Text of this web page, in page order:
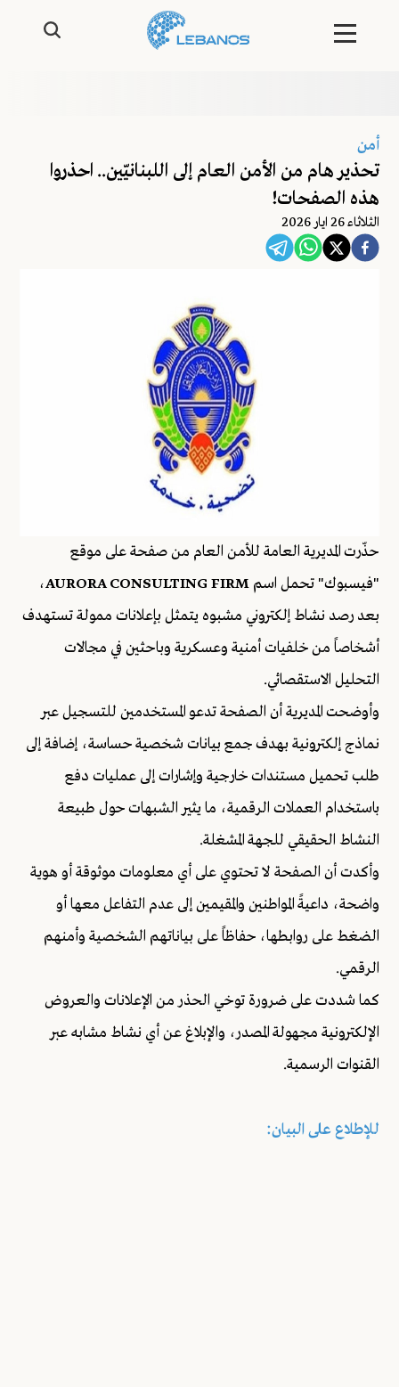
أمن
تحذير هام من الأمن العام إلى اللبنانيّين.. احذروا
هذه الصفحات!
الثلاثاء 26 ايار 2026
حذّرت المديرية العامة للأمن العام من صفحة على موقع
"فيسبوك" تحمل اسمAURORA CONSULTING FIRM،
بعد رصد نشاط إلكتروني مشبوه يتمثل بإعلانات ممولة تستهدف
أشخاصاً من خلفيات أمنية وعسكرية وباحثين في مجالات
التحليل الاستقصائي.
وأوضحت المديرية أن الصفحة تدعو المستخدمين للتسجيل عبر
نماذج إلكترونية بهدف جمع بيانات شخصية حساسة، إضافة إلى
طلب تحميل مستندات خارجية وإشارات إلى عمليات دفع
باستخدام العملات الرقمية، ما يثير الشبهات حول طبيعة
النشاط الحقيقي للجهة المشغلة.
وأكدت أن الصفحة لا تحتوي على أي معلومات موثوقة أو هوية
واضحة، داعيةً المواطنين والمقيمين إلى عدم التفاعل معها أو
الضغط على روابطها، حفاظاً على بياناتهم الشخصية وأمنهم
الرقمي.
كما شددت على ضرورة توخي الحذر من الإعلانات والعروض
الإلكترونية مجهولة المصدر، والإبلاغ عن أي نشاط مشابه عبر
القنوات الرسمية.
للإطلاع على البيان: